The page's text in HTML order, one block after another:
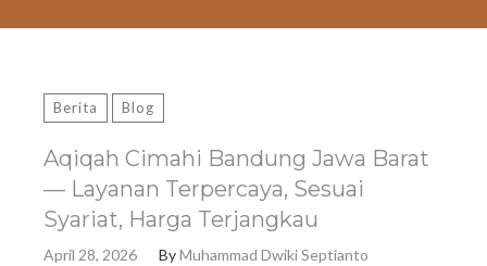
Berita Blog
Aqiqah Cimahi Bandung Jawa Barat
— Layanan Terpercaya, Sesuai
Syariat, Harga Terjangkau
April 28, 2026 ByMuhammad Dwiki Septianto